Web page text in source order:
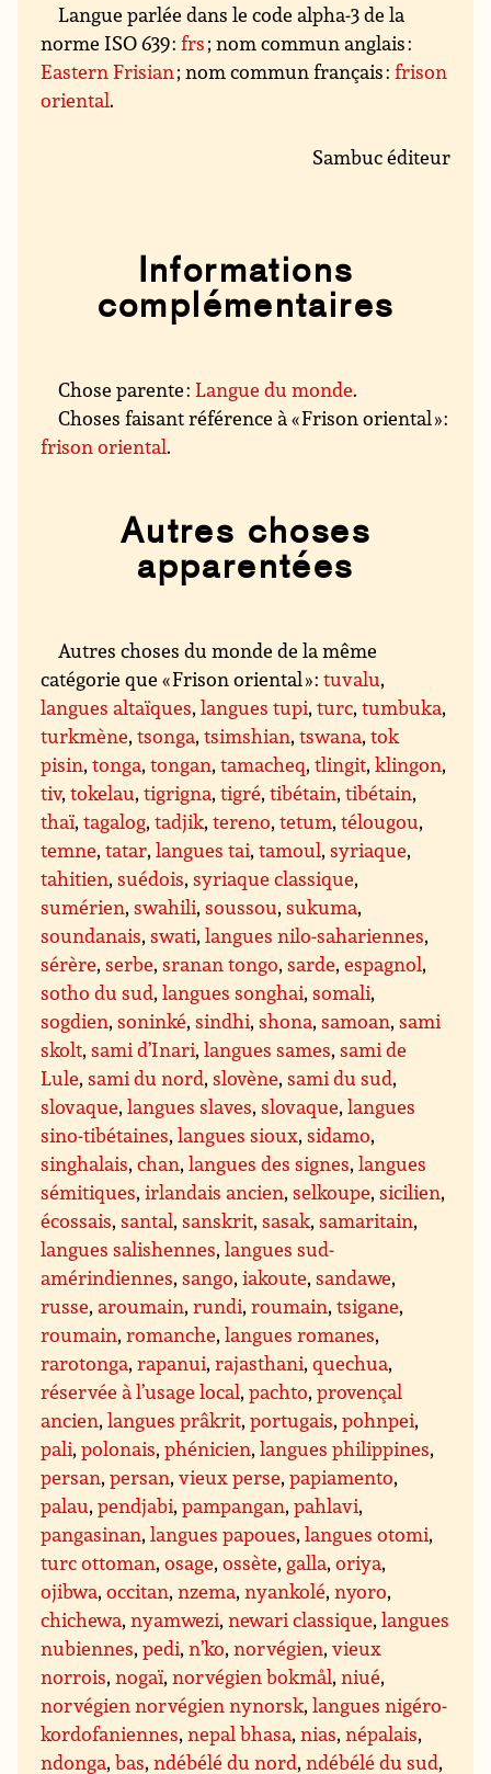
Langue parlée dans le code alpha-3 de la
norme ISO 639 :frs; nom commun anglais :
Eastern Frisian; nom commun français :frison
oriental.
Sambuc éditeur
Informations
complémentaires
Chose parente :Langue du monde.
Choses faisant référence à « Frison oriental » :
frison oriental.
Autres choses
apparentées
Autres choses du monde de la même
catégorie que « Frison oriental » :tuvalu,
langues altaïques,langues tupi,turc,tumbuka,
turkmène,tsonga,tsimshian,tswana,tok
pisin,tonga,tongan,tamacheq,tlingit,klingon,
tiv,tokelau,tigrigna,tigré,tibétain,tibétain,
thaï,tagalog,tadjik,tereno,tetum,télougou,
temne,tatar,langues tai,tamoul,syriaque,
tahitien,suédois,syriaque classique,
sumérien,swahili,soussou,sukuma,
soundanais,swati,langues nilo-sahariennes,
sérère,serbe,sranan tongo,sarde,espagnol,
sotho du sud,langues songhai,somali,
sogdien,soninké,sindhi,shona,samoan,sami
skolt,sami d’Inari,langues sames,sami de
Lule,sami du nord,slovène,sami du sud,
slovaque,langues slaves,slovaque,langues
sino-tibétaines,langues sioux,sidamo,
singhalais,chan,langues des signes,langues
sémitiques,irlandais ancien,selkoupe,sicilien,
écossais,santal,sanskrit,sasak,samaritain,
langues salishennes,langues sud-
amérindiennes,sango,iakoute,sandawe,
russe,aroumain,rundi,roumain,tsigane,
roumain,romanche,langues romanes,
rarotonga,rapanui,rajasthani,quechua,
réservée à l’usage local,pachto,provençal
ancien,langues prâkrit,portugais,pohnpei,
pali,polonais,phénicien,langues philippines,
persan,persan,vieux perse,papiamento,
palau,pendjabi,pampangan,pahlavi,
pangasinan,langues papoues,langues otomi,
turc ottoman,osage,ossète, galla,oriya,
ojibwa,occitan,nzema,nyankolé,nyoro,
chichewa,nyamwezi,newari classique,langues
nubiennes,pedi,n’ko,norvégien,vieux
norrois,nogaï,norvégien bokmål,niué,
norvégien norvégien nynorsk,langues nigéro-
kordofaniennes,nepal bhasa,nias,népalais,
ndonga,bas,ndébélé du nord,ndébélé du sud,